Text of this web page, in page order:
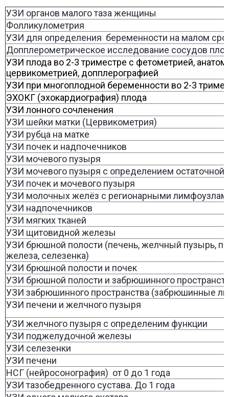
УЗИ органов малого таза женщины
Фолликулометрия
УЗИ для определения беременности на малом
Допплерометрическое исследование сосудов
УЗИ плода во 2-3 триместре с фетометрией,
цервикометрией, допплерографией
УЗИ при многоплодной беременности во 2-3
ЭХОКГ (эхокардиография) плода
УЗИ лонного сочленения
УЗИ шейки матки (Цервикометрия)
УЗИ рубца на матке
УЗИ почек и надпочечников
УЗИ мочевого пузыря
УЗИ мочевого пузыря с определением остаточной
УЗИ почек и мочевого пузыря
УЗИ молочных желёз с регионарными
УЗИ надпочечников
УЗИ мягких тканей
УЗИ щитовидной железы
УЗИ брюшной полости (печень, желчный пузырь,
железа, селезенка)
УЗИ брюшной полости и почек
УЗИ брюшной полости и забрюшинного
УЗИ забрюшинного пространства (забрюшинные
УЗИ печени и желчного пузыря
УЗИ желчного пузыря с определеним функции
УЗИ поджелудочной железы
УЗИ селезенки
УЗИ печени
НСГ (нейросонография) от 0 до 1 года
УЗИ тазобедренного сустава. До 1 года